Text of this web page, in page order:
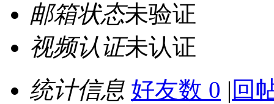
邮箱状态未验证
视频认证未认证
统计信息 好友数 0 | 回